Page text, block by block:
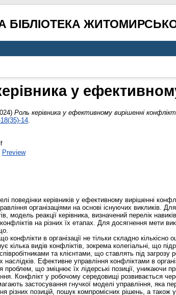
БІБЛІОТЕКА
у
Роль керівника у ефективному вирішенні
14.
Preview
поведінки керівників у ефективному вирішенні
організаціями на основі існуючих викликів.
модель реакції керівника, визначений перелік
на різних їх етапах. Для досягнення мети
конфлікти в організації не тільки складно
кілька видів конфліктів, зокрема колегіальні, що
та клієнтами, що ставлять під
наслідків. Ефективне управління конфліктами в
проблем, що зміцнює їх лідерські позиції,
Конфлікт у робочому середовищі розвивається
застосування гнучкої моделі управління, яка
різних позицій, пошук компромісних рішень, а